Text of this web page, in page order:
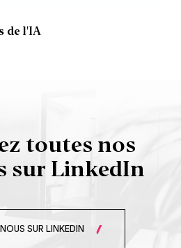
de l'IA
toutes nos
sur LinkedIn
SUR LINKEDIN